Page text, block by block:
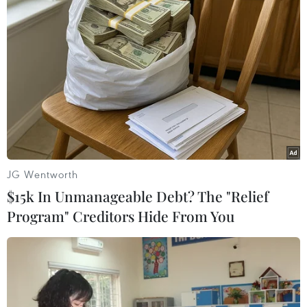
Quất, bao gồm nhà máy lọc dầu Dung Quất sau
khi được nâng cấp, mở rộng tương tự như nhà
máy lọc dầu Nghi Sơn là 0%”./.
(TTXVN/Vietnam+)
JG Wentworth
$15k In Unmanageable Debt? The "Relief
Program" Creditors Hide From You